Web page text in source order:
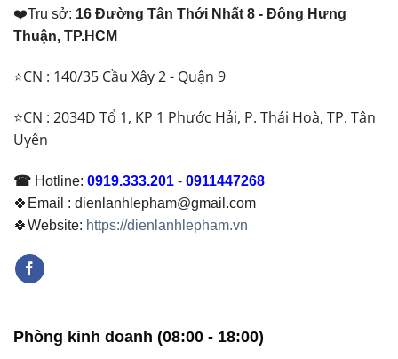
❤️Trụ sở: 16 Đường Tân Thới Nhất 8 - Đông Hưng
Thuận, TP.HCM
⭐CN : 140/35 Cầu Xây 2 - Quận 9
⭐CN : 2034D Tổ 1, KP 1 Phước Hải, P. Thái Hoà, TP. Tân
Uyên
☎ Hotline: 0919.333.201 - 0911447268
🍀Email : dienlanhlepham@gmail.com
🍀Website: https://dienlanhlepham.vn
Phòng kinh doanh (08:00 - 18:00)